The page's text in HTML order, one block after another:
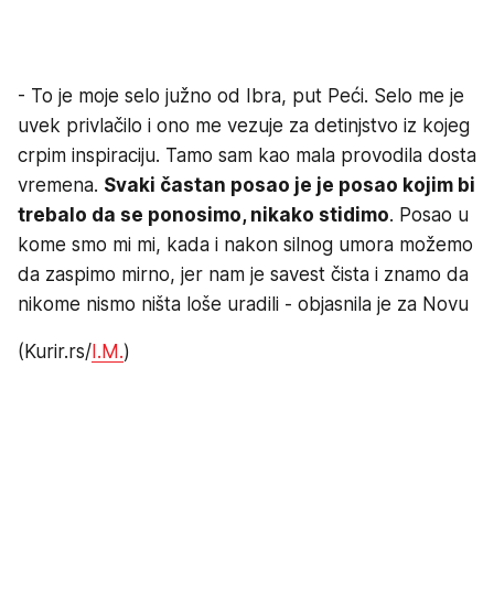
- To je moje selo južno od Ibra, put Peći. Selo me je
uvek privlačilo i ono me vezuje za detinjstvo iz kojeg
crpim inspiraciju. Tamo sam kao mala provodila dosta
vremena. Svaki častan posao je je posao kojim bi
trebalo da se ponosimo, nikako stidimo. Posao u
kome smo mi mi, kada i nakon silnog umora možemo
da zaspimo mirno, jer nam je savest čista i znamo da
nikome nismo ništa loše uradili - objasnila je za Novu
(Kurir.rs/I.M.)